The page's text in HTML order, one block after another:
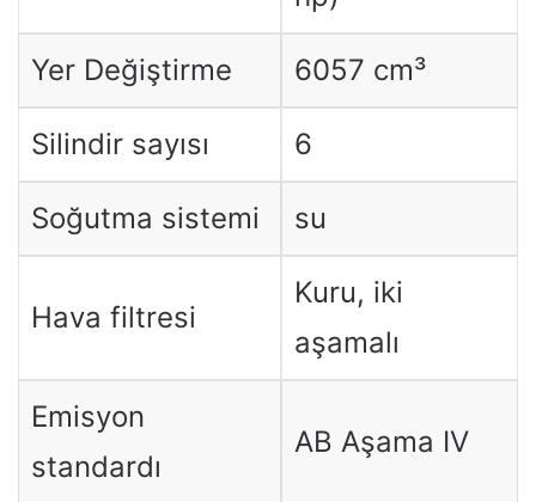
Yer Değiştirme 6057 cm³
Silindir sayısı 6
Soğutma sistemi su
Hava filtresi
Kuru, iki
aşamalı
Emisyon
standardı
AB Aşama IV